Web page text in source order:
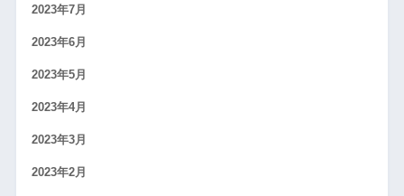
2023年7月
2023年6月
2023年5月
2023年4月
2023年3月
2023年2月